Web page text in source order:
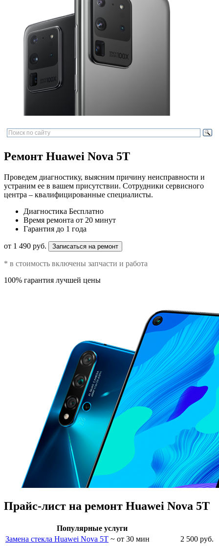
Ремонт Huawei Nova 5T
Проведем диагностику, выясним причину неисправности и
устраним ее в вашем присутствии. Сотрудники сервисного
центра – квалифицированные специалисты.
Диагностика Бесплатно
Время ремонта от 20 минут
Гарантия до 1 года
от 1 490 руб. Записаться на ремонт
* в стоимость включены запчасти и работа
100% гарантия лучшей цены
Прайс-лист на ремонт Huawei Nova 5T
Популярные услуги
Замена стекла Huawei Nova 5T ~ от 30 мин
2 500 руб.